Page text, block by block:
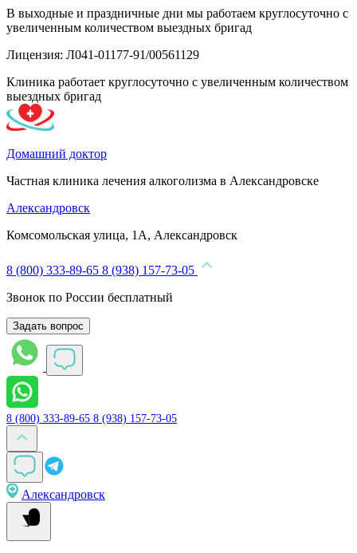
В выходные и праздничные дни мы работаем круглосуточно с
увеличенным количеством выездных бригад
Лицензия: Л041-01177-91/00561129
Клиника работает круглосуточно с увеличенным количеством
выездных бригад
Домашний доктор
Частная клиника лечения алкоголизма в Александровске
Александровск
Комсомольская улица, 1А, Александровск
8 (800) 333-89-65 8 (938) 157-73-05
Звонок по России бесплатный
Задать вопрос
8 (800) 333-89-65 8 (938) 157-73-05
Александровск